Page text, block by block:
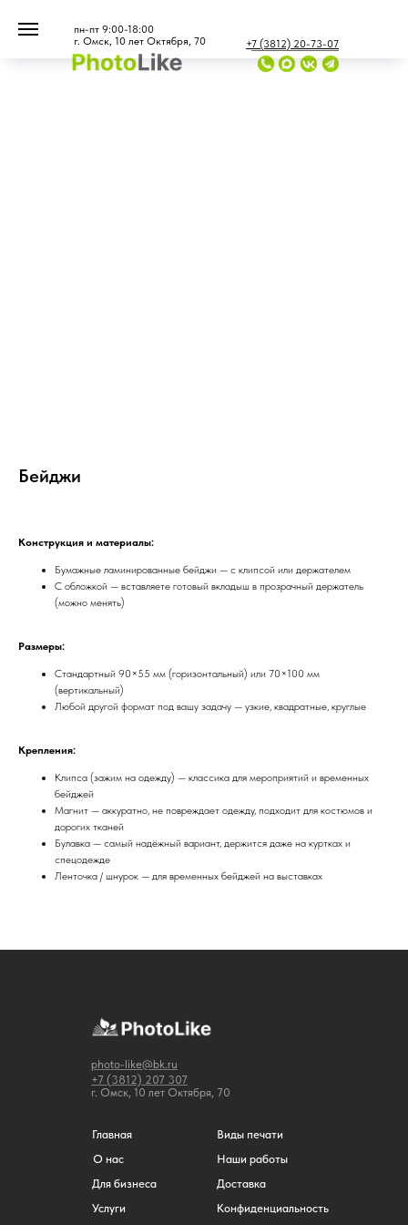
пн-пт 9:00-18:00
г. Омск, 10 лет Октября, 70
+7 (3812) 20-73-07
Бейджи
Конструкция и материалы:
Бумажные ламинированные бейджи — с клипсой или держателем
С обложкой — вставляете готовый вкладыш в прозрачный держатель
(можно менять)
Размеры:
Стандартный 90×55 мм (горизонтальный) или 70×100 мм
(вертикальный)
Любой другой формат под вашу задачу — узкие, квадратные, круглые
Крепления:
Клипса (зажим на одежду) — классика для мероприятий и временных
бейджей
Магнит — аккуратно, не повреждает одежду, подходит для костюмов и
дорогих тканей
Булавка — самый надёжный вариант, держится даже на куртках и
спецодежде
Ленточка / шнурок — для временных бейджей на выставках
Главная
О нас
Для бизнеса
Услуги
Виды печати
Наши работы
Доставка
Конфиденциальность
г. Омск, 10 лет Октября, 70
photo-like@bk.ru
+7 (3812) 207 307